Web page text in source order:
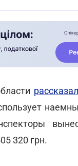
320 грн.